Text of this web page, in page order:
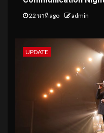
22 นาที ago admin
UPDATE